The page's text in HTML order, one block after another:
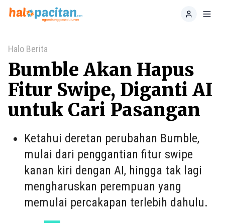
Home
Halo Berita
Bumble Akan Hapus
Fitur Swipe, Diganti AI
untuk Cari Pasangan
Ketahui deretan perubahan Bumble,
mulai dari penggantian fitur swipe
kanan kiri dengan AI, hingga tak lagi
mengharuskan perempuan yang
memulai percakapan terlebih dahulu.